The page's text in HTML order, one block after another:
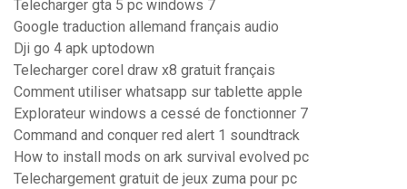
Telecharger gta 5 pc windows 7
Google traduction allemand français audio
Dji go 4 apk uptodown
Telecharger corel draw x8 gratuit français
Comment utiliser whatsapp sur tablette apple
Explorateur windows a cessé de fonctionner 7
Command and conquer red alert 1 soundtrack
How to install mods on ark survival evolved pc
Telechargement gratuit de jeux zuma pour pc